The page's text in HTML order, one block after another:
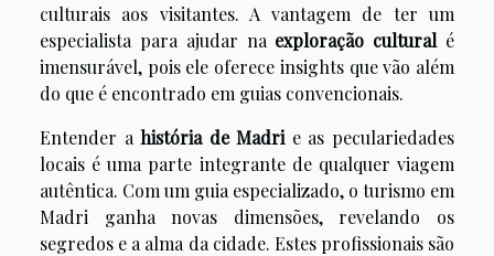
culturais aos visitantes. A vantagem de ter um
especialista para ajudar na exploração cultural é
imensurável, pois ele oferece insights que vão além
do que é encontrado em guias convencionais.
Entender ahistória de Madri e as peculariedades
locais é uma parte integrante de qualquer viagem
autêntica. Com um guia especializado, o turismo em
Madri ganha novas dimensões, revelando os
segredos e a alma da cidade. Estes profissionais são